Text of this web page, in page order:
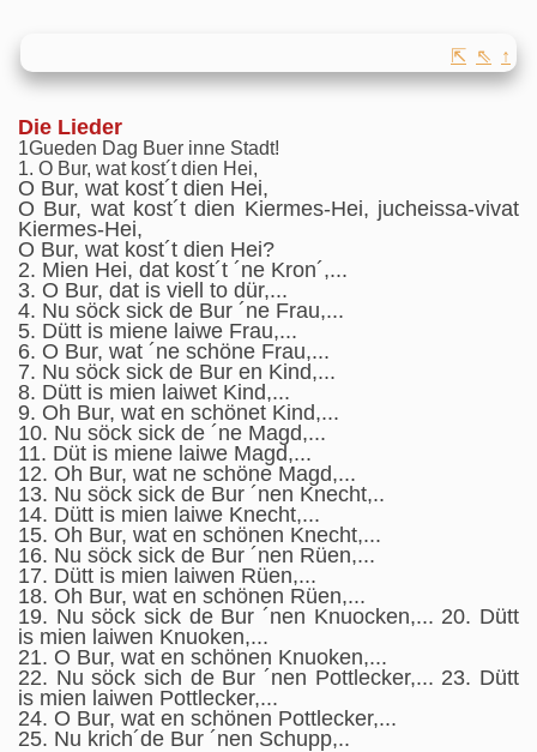
⇱ ⇖ ↑
Die Lieder
1Gueden Dag Buer inne Stadt!
1. O Bur, wat kost´t dien Hei,
O Bur, wat kost´t dien Hei,
O Bur, wat kost´t dien Kiermes-Hei, jucheissa-vivat
Kiermes-Hei,
O Bur, wat kost´t dien Hei?
2. Mien Hei, dat kost´t ´ne Kron´,...
3. O Bur, dat is viell to dür,...
4. Nu söck sick de Bur ´ne Frau,...
5. Dütt is miene laiwe Frau,...
6. O Bur, wat ´ne schöne Frau,...
7. Nu söck sick de Bur en Kind,...
8. Dütt is mien laiwet Kind,...
9. Oh Bur, wat en schönet Kind,...
10. Nu söck sick de ´ne Magd,...
11. Düt is miene laiwe Magd,...
12. Oh Bur, wat ne schöne Magd,...
13. Nu söck sick de Bur ´nen Knecht,..
14. Dütt is mien laiwe Knecht,...
15. Oh Bur, wat en schönen Knecht,...
16. Nu söck sick de Bur ´nen Rüen,...
17. Dütt is mien laiwen Rüen,...
18. Oh Bur, wat en schönen Rüen,...
19. Nu söck sick de Bur ´nen Knuocken,... 20. Dütt
is mien laiwen Knuoken,...
21. O Bur, wat en schönen Knuoken,...
22. Nu söck sich de Bur ´nen Pottlecker,... 23. Dütt
is mien laiwen Pottlecker,...
24. O Bur, wat en schönen Pottlecker,...
25. Nu krich´de Bur ´nen Schupp,..